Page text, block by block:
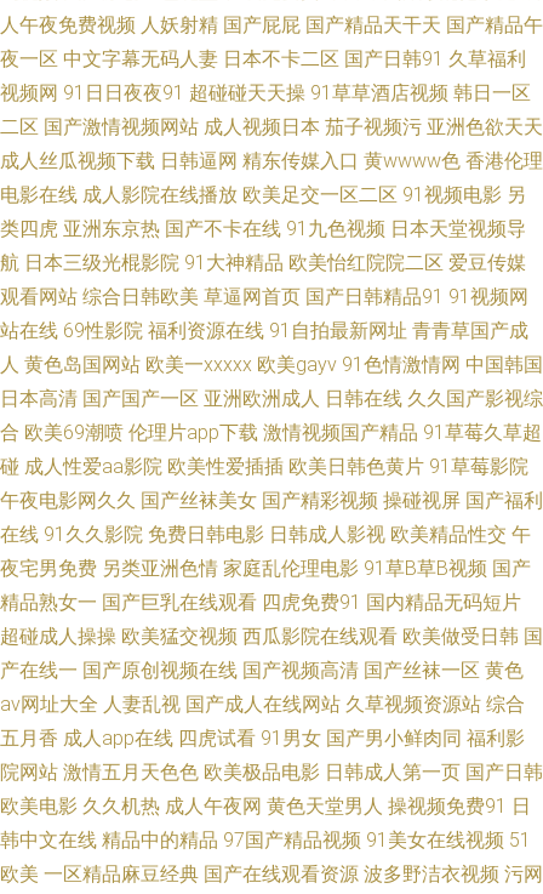
免费 老司机免费午夜影院 国语精品对白 超碰黄色网 97爱爱 91次元黄色 青
青草亚洲视频 麻豆www 国产一区二 超碰成人福利导航 91自拍福利 俺也去
色色 97福利影院中文字幕 中文字幕免费看 亚洲AV妻不如妾 天天草比 日本喷
avav色网 人人做人人操人人 色色内内 人人妻人人澡人人爽人人爱 欧美色图
中文字幕人妻 九九综合精品九九 国产日屄网 超碰福利社 91资源总站在线播
放 足交在线视频 在线国产 午夜剧院3p 日韩欧美 青青草香 久久国产精品欧
美成人 国产在线看91av 成人的午夜影院 9热网站 91巨炮视频播放在线 伊人
青青久久99 五月订香婷婷人人妻人人插 日韩综合色网 人人插人人舔 欧美综
合成人 可以免费电视剧的网站 国产视频久久艹 超碰人人狠狠 导航页做爱 草
莓视频aqq wwwdiuweicn 97护士超碰 69福利社 最新快播下载 中国女同电影
香港毛片 色播网址 人人妻人人澡丝 www超碰在线 超碰涩涩av 超碰色AV网
理在线 日本在线AB 人人爽人人甜 青娱乐99草 熐屄成人在线 久久av艹 日本
人午夜免费视频 人妖射精 国产屁屁 国产精品天干天 国产精品午
夜一区 中文字幕无码人妻 日本不卡二区 国产日韩91 久草福利
视频网 91日日夜夜91 超碰碰天天操 91草草酒店视频 韩日一区
二区 国产激情视频网站 成人视频日本 茄子视频污 亚洲色欲天天
成人丝瓜视频下载 日韩逼网 精东传媒入口 黄wwww色 香港伦理
电影在线 成人影院在线播放 欧美足交一区二区 91视频电影 另
类四虎 亚洲东京热 国产不卡在线 91九色视频 日本天堂视频导
航 日本三级光棍影院 91大神精品 欧美怡红院院二区 爱豆传媒
观看网站 综合日韩欧美 草逼网首页 国产日韩精品91 91视频网
站在线 69性影院 福利资源在线 91自拍最新网址 青青草国产成
人 黄色岛国网站 欧美一xxxxx 欧美gayv 91色情激情网 中国韩国
日本高清 国产国产一区 亚洲欧洲成人 日韩在线 久久国产影视综
合 欧美69潮喷 伦理片app下载 激情视频国产精品 91草莓久草超
碰 成人性爱aa影院 欧美性爱插插 欧美日韩色黄片 91草莓影院
午夜电影网久久 国产丝袜美女 国产精彩视频 操碰视屏 国产福利
在线 91久久影院 免费日韩电影 日韩成人影视 欧美精品性交 午
夜宅男免费 另类亚洲色情 家庭乱伦理电影 91草B草B视频 国产
精品熟女一 国产巨乳在线观看 四虎免费91 国内精品无码短片
超碰成人操操 欧美猛交视频 西瓜影院在线观看 欧美做受日韩 国
产在线一 国产原创视频在线 国产视频高清 国产丝袜一区 黄色
av网址大全 人妻乱视 国产成人在线网站 久草视频资源站 综合
五月香 成人app在线 四虎试看 91男女 国产男小鲜肉同 福利影
院网站 激情五月天色色 欧美极品电影 日韩成人第一页 国产日韩
欧美电影 久久机热 成人午夜网 黄色天堂男人 操视频免费91 日
韩中文在线 精品中的精品 97国产精品视频 91美女在线视频 51
欧美 一区精品麻豆经典 国产在线观看资源 波多野洁衣视频 污网